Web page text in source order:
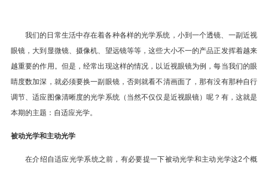
我们的日常生活中存在着各种各样的光学系统，小到一个透镜、一副近视
眼镜，大到显微镜、摄像机、望远镜等等，这些大小不一的产品正发挥着越来
越重要的作用。但是，经常出现这样的情况，以近视眼镜为例，每当我们的眼
睛度数加深，就必须要换一副眼镜，否则就看不清画面了，那有没有那种自行
调节、适应图像清晰度的光学系统（当然不仅仅是近视眼镜）呢？有，这就是
本期的主题：自适应光学。
被动光学和主动光学
在介绍自适应光学系统之前，有必要提一下被动光学和主动光学这2个概